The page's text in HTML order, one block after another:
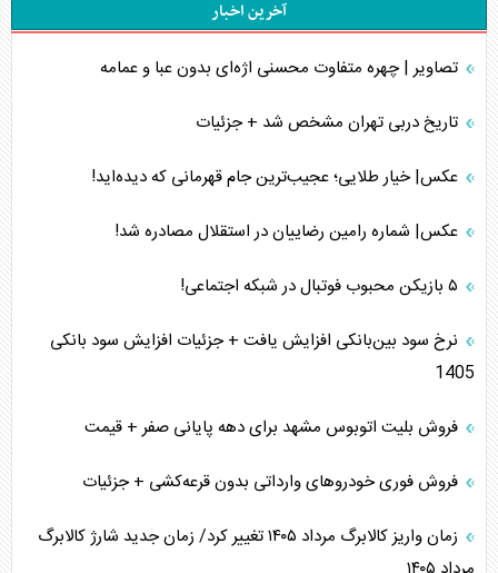
آخرین اخبار
تصاویر | چهره متفاوت محسنی اژه‌ای بدون عبا و عمامه
تاریخ دربی تهران مشخص شد + جزئیات
عکس| خیار طلایی؛ عجیب‌ترین جام قهرمانی که دیده‌اید!
عکس| شماره رامین رضاییان در استقلال مصادره شد!
نرخ سود بین‌بانکی افزایش یافت + جزئیات افزایش سود بانکی
1405
فروش بلیت اتوبوس مشهد برای دهه پایانی صفر + قیمت
فروش فوری خودرو‌های وارداتی بدون قرعه‌کشی + جزئیات
زمان واریز کالابرگ مرداد ۱۴۰۵ تغییر کرد/ زمان جدید شارژ کالابرگ